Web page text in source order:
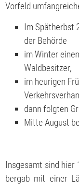
Vorfeld
Im Spätherbst
der Behörde
im Winter
Waldbesitzer,
im heurigen
dann folgten
Mitte August
Insgesamt sind hier
bergab mit einer